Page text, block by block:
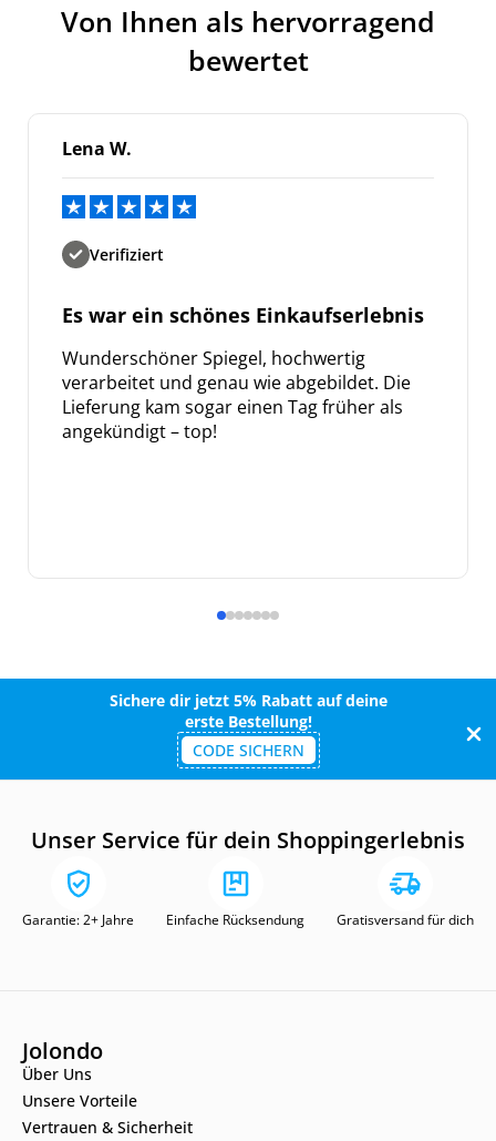
Von Ihnen als hervorragend
bewertet
Lena W.
Verifiziert
Es war ein schönes Einkaufserlebnis
Wunderschöner Spiegel, hochwertig
verarbeitet und genau wie abgebildet. Die
Lieferung kam sogar einen Tag früher als
angekündigt – top!
Sichere dir jetzt 5% Rabatt auf deine
erste Bestellung!
CODE SICHERN
Unser Service für dein Shoppingerlebnis
Garantie: 2+ Jahre Einfache Rücksendung Gratisversand für dich
Jolondo
Über Uns
Unsere Vorteile
Vertrauen & Sicherheit